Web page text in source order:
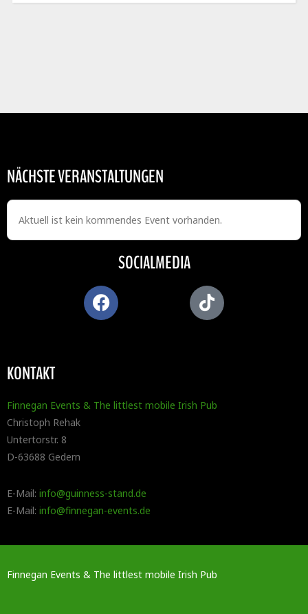
NÄCHSTE VERANSTALTUNGEN
Aktuell ist kein kommendes Event vorhanden.
SOCIALMEDIA
KONTAKT
Finnegan Events & The littlest mobile Irish Pub
Christoph Rehak
Untertorstr. 8
D-63688 Gedern
E-Mail: info@guinness-stand.de
E-Mail: info@finnegan-events.de
Finnegan Events & The littlest mobile Irish Pub